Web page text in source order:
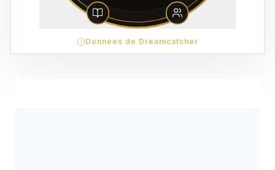
Données de Dreamcatcher